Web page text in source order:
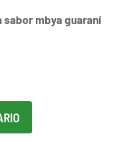
sabor mbya guaraní